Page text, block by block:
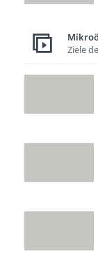
Ziele